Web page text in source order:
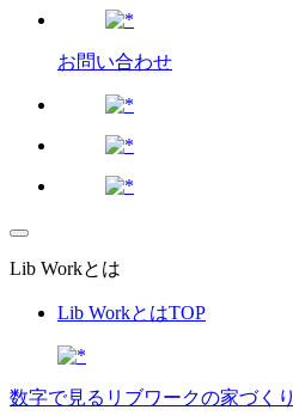
お問い合わせ
Lib Workとは
Lib WorkとはTOP
数字で⾒るリブワークの家づくり